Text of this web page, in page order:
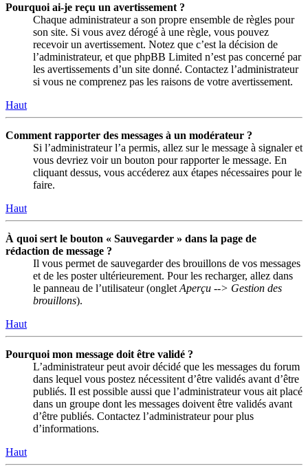
Pourquoi ai-je reçu un avertissement ?
Chaque administrateur a son propre ensemble de règles pour
son site. Si vous avez dérogé à une règle, vous pouvez
recevoir un avertissement. Notez que c’est la décision de
l’administrateur, et que phpBB Limited n’est pas concerné par
les avertissements d’un site donné. Contactez l’administrateur
si vous ne comprenez pas les raisons de votre avertissement.
Haut
Comment rapporter des messages à un modérateur ?
Si l’administrateur l’a permis, allez sur le message à signaler et
vous devriez voir un bouton pour rapporter le message. En
cliquant dessus, vous accéderez aux étapes nécessaires pour le
faire.
Haut
À quoi sert le bouton « Sauvegarder » dans la page de
rédaction de message ?
Il vous permet de sauvegarder des brouillons de vos messages
et de les poster ultérieurement. Pour les recharger, allez dans
le panneau de l’utilisateur (onglet Aperçu --> Gestion des
brouillons).
Haut
Pourquoi mon message doit être validé ?
L’administrateur peut avoir décidé que les messages du forum
dans lequel vous postez nécessitent d’être validés avant d’être
publiés. Il est possible aussi que l’administrateur vous ait placé
dans un groupe dont les messages doivent être validés avant
d’être publiés. Contactez l’administrateur pour plus
d’informations.
Haut